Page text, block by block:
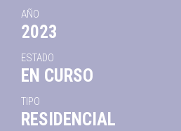
AÑO
2023
ESTADO
EN CURSO
TIPO
RESIDENCIAL